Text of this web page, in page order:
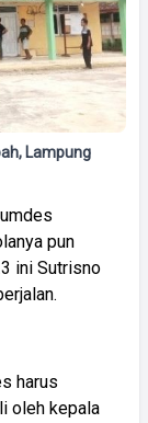
Lampung
pun
ini Sutrisno
harus
oleh kepala